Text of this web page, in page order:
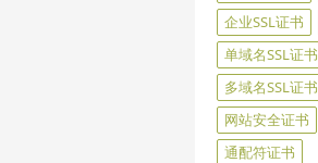
企业SSL证书
单域名SSL证书
多域名SSL证书
网站安全证书
通配符证书